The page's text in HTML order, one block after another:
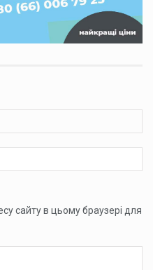
сайту в цьому браузері для